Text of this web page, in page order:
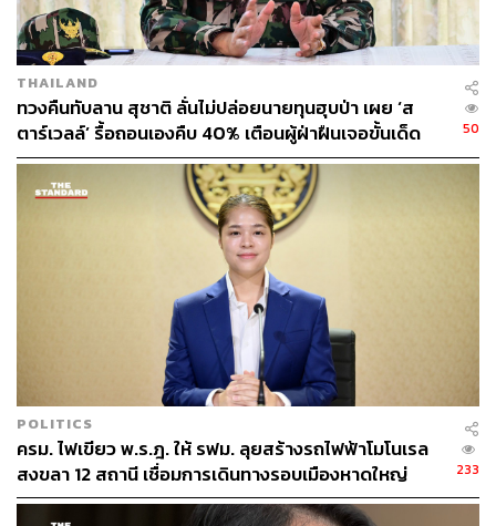
นอกจากนี้ รฟท. ได้วางมาตรการควบคุมเชิงรุก โดยกำหนด
ให้ที่ปรึกษาควบคุมงาน (CSC) ต้องอนุมัติการทำงานแบบ
รายวันพร้อมแนบหลักฐานภาพถ่ายหน้างาน และต้องมี
วิศวกรพร้อมเจ้าหน้าที่ความปลอดภัยประจำพื้นที่ตลอดเวลา
หากพบการฝ่าฝืนจะถูกสั่งระงับงานทันทีโดยไม่มีข้อยกเว้น
ในส่วนของเครื่องจักรและอุปกรณ์ จะต้องมีการตรวจสอบ
เครน Launching Gantry ทุกชุดโดยผู้เชี่ยวชาญอิสระ (Third
Party) พร้อมกำหนดมาตรฐานอายุการใช้งานของเหล็กยึด
PT Bar ให้ใช้ได้ไม่เกิน 60 รอบและห้ามนำกลับมาใช้ซ้ำเด็ด
รวมถึงให้มีการติดตั้งระบบเฝ้าระวังแบบเรียลไทม์ (Real-
time) เช่น ระบบตรวจวัดความเอียง แรงดึง และกล้องวงจรปิด
เพื่อให้สามารถสั่งหยุดงานได้ทันทีเมื่อพบความผิดปกติ ทั้งนี้
รฟท. ยืนยันว่าจะนำบทเรียนจากอุบัติเหตุครั้งนี้ ไปทบทวน
หลักเกณฑ์การคัดเลือกผู้รับจ้างในอนาคต โดยจะให้น้ำหนัก
กับประสบการณ์และมาตรฐานความปลอดภัยเหนือกว่าการ
พิจารณาด้านราคา พร้อมเพิ่มบทลงโทษที่รุนแรงขึ้น เพื่อ
เรียกคืนความเชื่อมั่นและสร้างความปลอดภัยสูงสุดแก่
THAILAND
ทวงคืนทับลาน สุชาติ ลั่นไม่ปล่อยนายทุนฮุบป่า เผย ‘ส
ตาร์เวลล์’ รื้อถอนเองคืบ 40% เตือนผู้ฝ่าฝืนเจอขั้นเด็ด
ขาด
50
POLITICS
ครม. ไฟเขียว พ.ร.ฎ. ให้ รฟม. ลุยสร้างรถไฟฟ้าโมโนเรล
สงขลา 12 สถานี เชื่อมการเดินทางรอบเมืองหาดใหญ่
233